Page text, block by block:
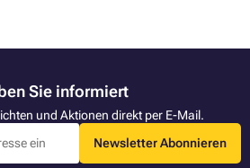
Sie informiert
und Aktionen direkt per E-Mail.
Newsletter Abonnieren